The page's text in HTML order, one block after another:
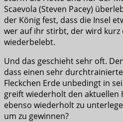
Scaevola (Steven Pacey)
der König fest, dass die Insel
wer auf ihr stirbt, der wird kurz
wiederbelebt.
Und das geschieht sehr oft.
dass einen sehr
Fleckchen Erde unbedingt in
greift wiederholt den aktuellen
ebenso wiederholt zu
um zu gewinnen?